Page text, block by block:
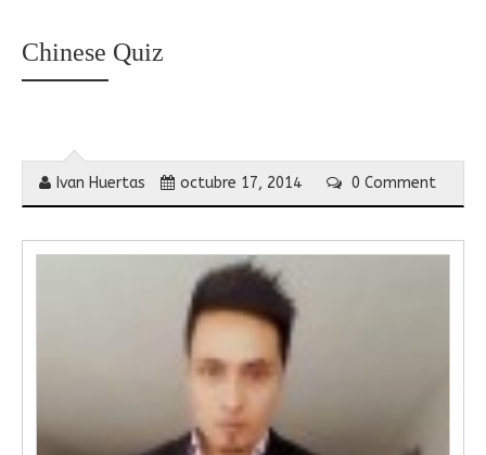
Chinese Quiz
Ivan Huertas octubre 17, 2014 0 Comment